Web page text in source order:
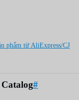
phẩm từ AliExpress/CJ
#